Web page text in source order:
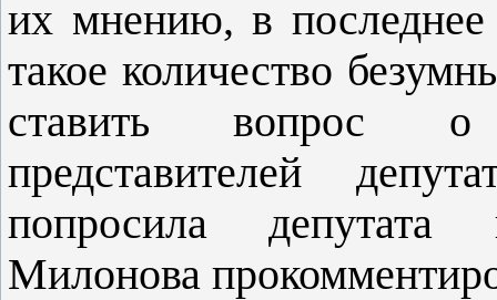
их мнению, в
такое количество
ставить вопрос о
представителей
попросила депутата
Милонова